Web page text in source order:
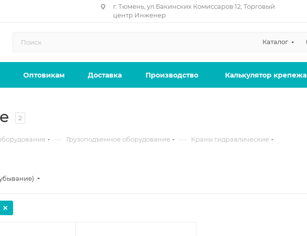
г. Тюмень, ул.Бакинских Комиссаров 12, Торговый
центр Инженер
Каталог
Оптовикам Доставка Производство Калькулятор крепежа
2
— Грузоподъемное оборудование — Краны гидравлические